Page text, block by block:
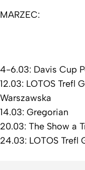
MARZEC:
4-6.03: Davis Cup
12.03: LOTOS Trefl
Warszawska
14.03: Gregorian
20.03: The Show a
24.03: LOTOS Trefl